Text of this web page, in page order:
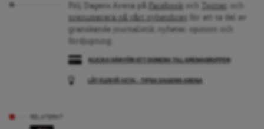
Följ Dagens Arena på Facebook och Twitter , och
prenumerera på vårt nyhetsbrev
för att ta del av
granskande journalistik, nyheter, opinion och
fördjupning.
KLICKA HÄR FÖR ATT DONERA TILL ARENAGRUPPEN